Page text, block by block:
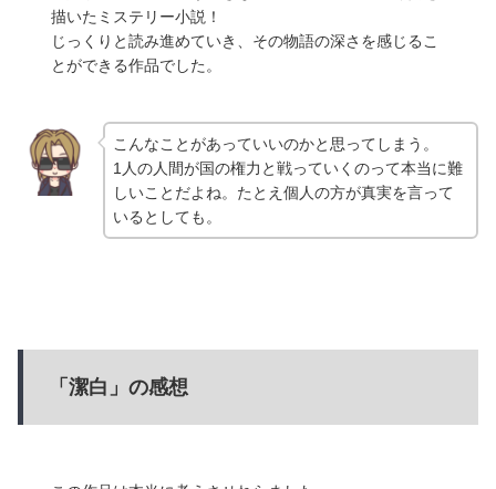
描いたミステリー小説！
じっくりと読み進めていき、その物語の深さを感じるこ
とができる作品でした。
こんなことがあっていいのかと思ってしまう。
1人の人間が国の権力と戦っていくのって本当に難
しいことだよね。たとえ個人の方が真実を言って
いるとしても。
「潔白」の感想